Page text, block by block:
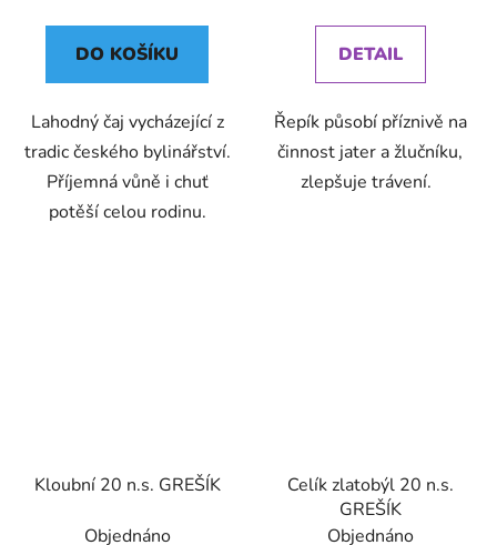
DO KOŠÍKU
Lahodný čaj vycházející z
tradic českého bylinářství.
Příjemná vůně i chuť
potěší celou rodinu.
DETAIL
Řepík působí příznivě na
činnost jater a žlučníku,
zlepšuje trávení.
Kloubní 20 n.s. GREŠÍK
Objednáno
Celík zlatobýl 20 n.s.
GREŠÍK
Objednáno